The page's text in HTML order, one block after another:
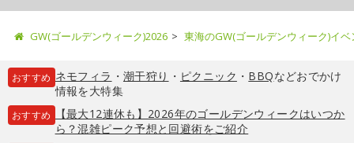
GW(ゴールデンウィーク)2026 東海のGW(ゴールデンウィーク)イ
おすすめ ネモフィラ ・ 潮干狩り ・ ピクニック ・ BBQなどおでかけ
情報を大特集
おすすめ
【最大12連休も】2026年のゴールデンウィークはいつか
ら？混雑ピーク予想と回避術をご紹介